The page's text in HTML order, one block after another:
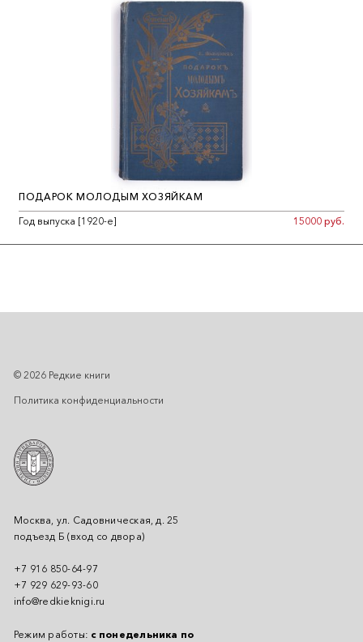
ПОДАРОК МОЛОДЫМ ХОЗЯЙКАМ
Год выпуска [1920-е]
15000 руб.
Москва, ул. Садовническая, д. 25
подъезд Б (вход со двора)
+7 916 850-64-97
+7 929 629-93-60
info@redkieknigi.ru
Режим работы: с понедельника по
© 2026 Редкие книги
Политика конфиденциальности